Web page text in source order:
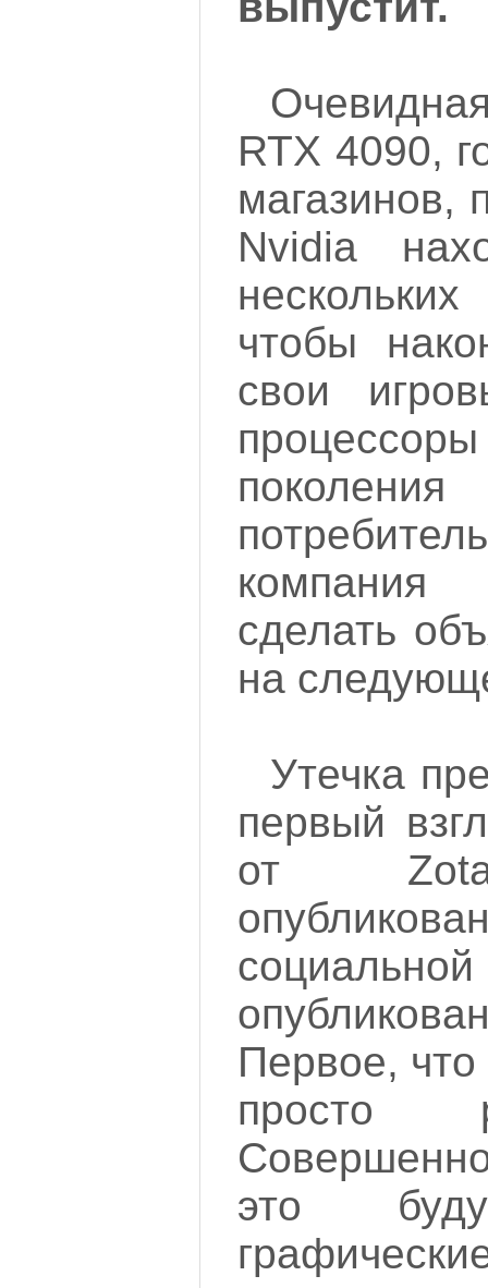
RTX 4090,
магазинов,
Nvidia
чтобы
свои
сделать
на
Утечка
первый
от
Первое,
просто
это